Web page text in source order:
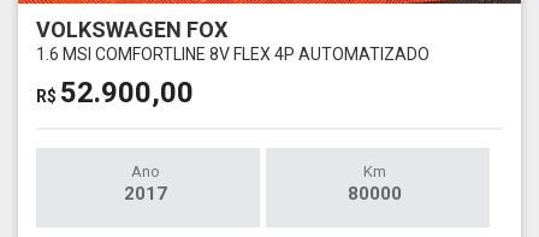
VOLKSWAGEN FOX
1.6 MSI COMFORTLINE 8V FLEX 4P AUTOMATIZADO
R$ 52.900,00
Ano
2017
Km
80000